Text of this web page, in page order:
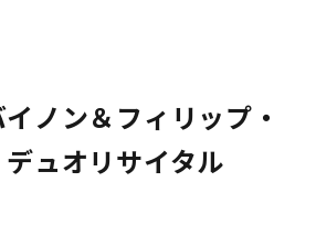
ノン＆フィリップ・
ュオリサイタル